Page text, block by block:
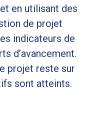
en utilisant des
de projet
indicateurs de
d’avancement.
projet reste sur
sont atteints.